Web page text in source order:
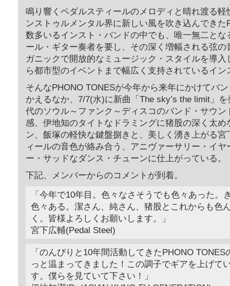
鳴り響くペダルスティールのメロディと晴れ渡る軽
ンストゥルメンタル界に新しい風を吹き込んできた
数多いるインスト・バンドの中でも、唯一無二とな
ール・ギター奏者を要し、その深く増幅される弦の
ガニックで開放的なミュージック・スタイルを導入
ら都市型のイベントまで幅広く支持されているイン
そんなPHONO TONESが今年から来年にかけてバ
かえるなか、7/7(水)に新曲「The sky’s the limit」
代のソウル～ファンク～ディスコのバンド・サウン
感、伊地知のタイトなドラミングに猪股の深く太め
ン、飯塚の軽快な鍵盤捌きと、美しく湧き上がる宮
ィールの音色が絡み合う、アニヴァーサリー・イヤ
ー・サッドなダンス・チューンに仕上がっている。
下記、メンバーからのコメントが到着。
「今年で10年目。色々なさそうでも色々あった。
色々ある。潔さん、純さん、猪股とこれからも色
く。皆様よろしくお願いします。」
宮下広輔(Pedal Steel)
「のんびりと10年間活動してきたPHONO TONES
っと温まってきました！この調子でギアを上げて
す。僕らを見ていて下さい！」